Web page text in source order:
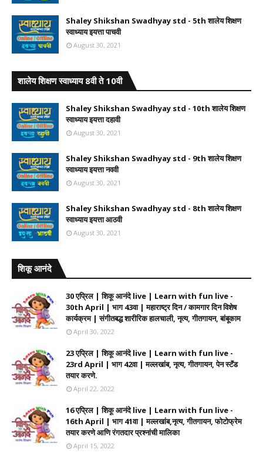
Shaley Shikshan Swadhyay std - 5th शालेय शिक्षण
स्वाध्याय इयत्ता पाचवी
August 30, 2021
शालेय शिक्षण स्वाध्याय 8वी ते 10वी
Shaley Shikshan Swadhyay std - 10th शालेय शिक्षण
स्वाध्याय इयत्ता दहावी
August 30, 2021
Shaley Shikshan Swadhyay std - 9th शालेय शिक्षण
स्वाध्याय इयत्ता नववी
August 30, 2021
Shaley Shikshan Swadhyay std - 8th शालेय शिक्षण
स्वाध्याय इयत्ता आठवी
August 30, 2021
शिकू आनंदे
30 एप्रिल | शिकू आनंदे live | Learn with fun live -
30th April | भाग 43वा | महाराष्ट्र दिन / कामगार दिन विशेष
कार्यक्रम | संगीतबद्ध शारीरिक हालचाली, नृत्य, गीतगायन, बांबूकाम
April 30, 2022
23 एप्रिल | शिकू आनंदे live | Learn with fun live -
23rd April | भाग 42वा | मल्लखांब, नृत्य, गीतगायन, पेन स्टॅंड
तयार करणे.
April 22, 2022
16 एप्रिल | शिकू आनंदे live | Learn with fun live -
16th April | भाग 41वा | मल्लखांब,नृत्य, गीतगायन, फोटोफ्रेम
तयार करणे आणि रंगतदार प्रश्नांची मालिका
April 15, 2022